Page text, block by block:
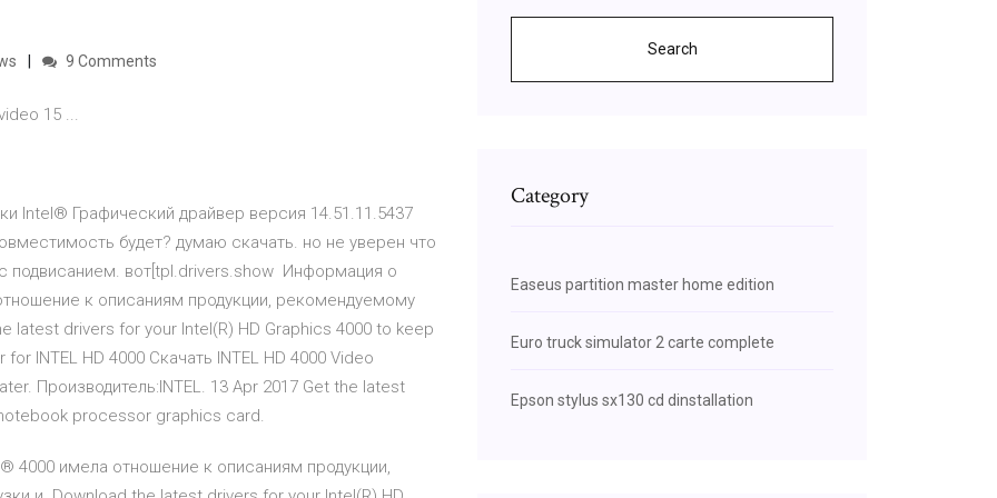
9 Comments
15 ...
Intel® Графический драйвер версия 14.51.11.5437
будет? думаю скачать. но не уверен что
подвисанием. вот[tpl.drivers.show Информация о
к описаниям продукции, рекомендуемому
latest drivers for your Intel(R) HD Graphics 4000 to keep
INTEL HD 4000 Скачать INTEL HD 4000 Video
Производитель:INTEL. 13 Apr 2017 Get the latest
processor graphics card.
4000 имела отношение к описаниям продукции,
Search
Category
Easeus partition master home edition
Euro truck simulator 2 carte complete
Epson stylus sx130 cd dinstallation